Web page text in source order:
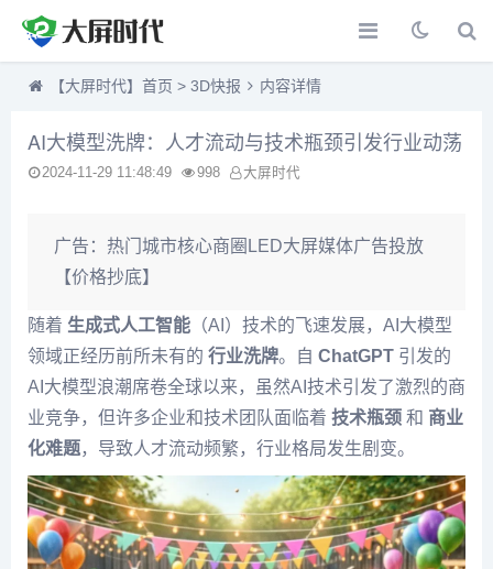
【大屏时代】首页 > 3D快报 内容详情
AI大模型洗牌：人才流动与技术瓶颈引发行业动荡
2024-11-29 11:48:49 998 大屏时代
广告： 热门城市核心商圈LED大屏媒体广告投放
【价格抄底】
随着 生成式人工智能 （AI）技术的飞速发展，AI大模型
领域正经历前所未有的 行业洗牌。自 ChatGPT 引发的
AI大模型浪潮席卷全球以来，虽然AI技术引发了激烈的商
业竞争，但许多企业和技术团队面临着 技术瓶颈 和 商业
化难题，导致人才流动频繁，行业格局发生剧变。